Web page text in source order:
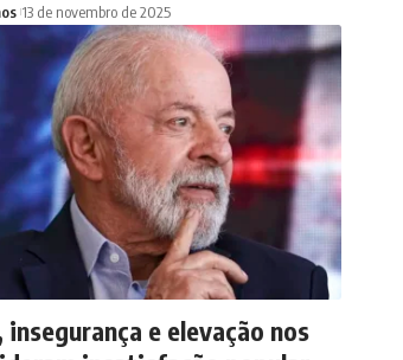
13 de novembro de 2025
insegurança e elevação nos